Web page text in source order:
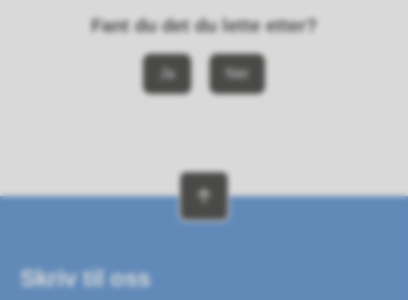
Fant du det du lette etter?
Ja Nei
Skriv til oss